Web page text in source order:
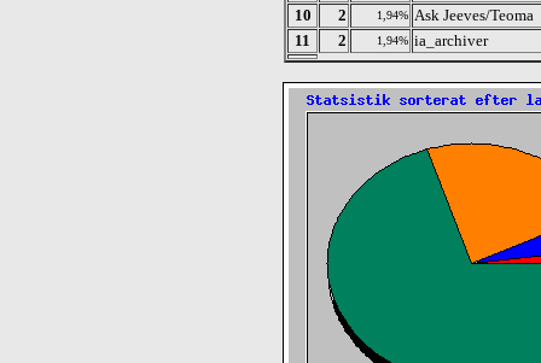
10
2 1,94% Ask Jeeves/Teoma
11
2 1,94% ia_archiver